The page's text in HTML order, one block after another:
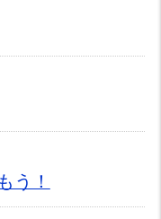
う！